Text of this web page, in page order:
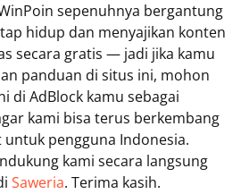
sepenuhnya bergantung
hidup dan menyajikan konten
secara gratis — jadi jika kamu
panduan di situs ini, mohon
di AdBlock kamu sebagai
kami bisa terus berkembang
pengguna Indonesia.
kami secara langsung
Saweria. Terima kasih.